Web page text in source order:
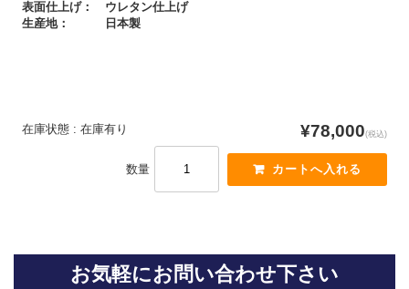
表面仕上げ： ウレタン仕上げ
生産地： 日本製
在庫状態 : 在庫有り ¥78,000(税込)
数量
お気軽にお問い合わせ下さい